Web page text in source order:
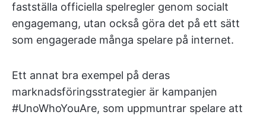
fastställa officiella spelregler genom socialt
engagemang, utan också göra det på ett sätt
som engagerade många spelare på internet.
Ett annat bra exempel på deras
marknadsföringsstrategier är kampanjen
#UnoWhoYouAre, som uppmuntrar spelare att